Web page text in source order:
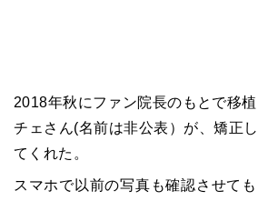
2018年秋にファン院長のもとで移
チェさん(名前は非公表）が、矯正
てくれた。
スマホで以前の写真も確認させて